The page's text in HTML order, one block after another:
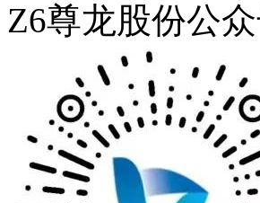
Z6尊龙股份公